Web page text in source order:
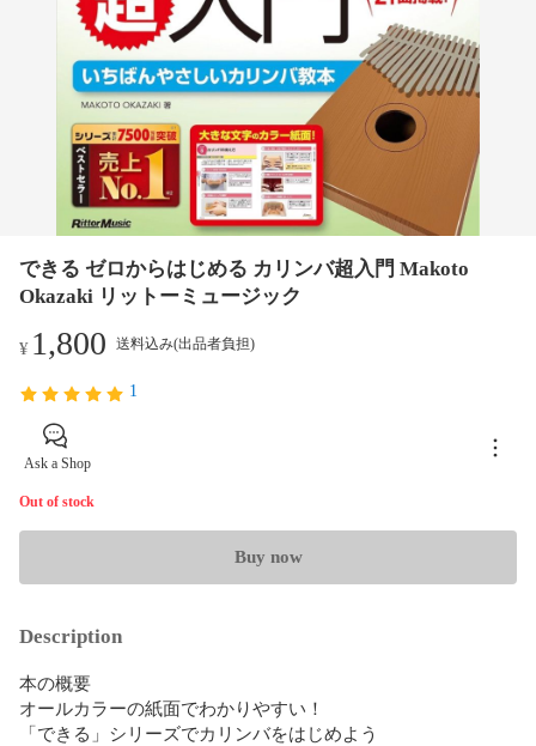
できる ゼロからはじめる カリンバ超入門 Makoto
Okazaki リットーミュージック
¥ 1,800 送料込み(出品者負担)
1
Ask a Shop
Out of stock
Buy now
Description
本の概要
オールカラーの紙面でわかりやすい！
「できる」シリーズでカリンバをはじめよう